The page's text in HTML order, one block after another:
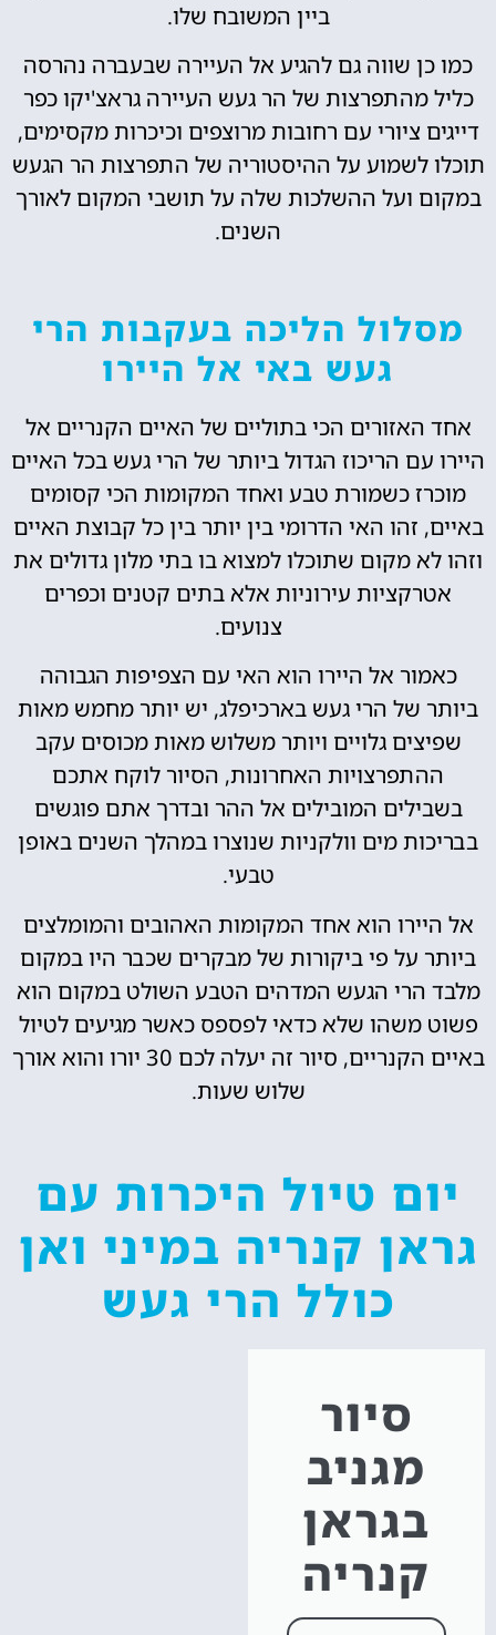
ביין המשובח שלו.
כמו כן שווה גם להגיע אל העיירה שבעברה נהרסה
כליל מהתפרצות של הר געש העיירה גראצ'יקו כפר
דייגים ציורי עם רחובות מרוצפים וכיכרות מקסימים,
תוכלו לשמוע על ההיסטוריה של התפרצות הר הגעש
במקום ועל ההשלכות שלה על תושבי המקום לאורך
השנים.
מסלול הליכה בעקבות הרי
געש באי אל היירו
אחד האזורים הכי בתוליים של האיים הקנריים אל
היירו עם הריכוז הגדול ביותר של הרי געש בכל האיים
מוכרז כשמורת טבע ואחד המקומות הכי קסומים
באיים, זהו האי הדרומי בין יותר בין כל קבוצת האיים
וזהו לא מקום שתוכלו למצוא בו בתי מלון גדולים את
אטרקציות עירוניות אלא בתים קטנים וכפרים
צנועים.
כאמור אל היירו הוא האי עם הצפיפות הגבוהה
ביותר של הרי געש בארכיפלג, יש יותר מחמש מאות
שפיצים גלויים ויותר משלוש מאות מכוסים עקב
ההתפרצויות האחרונות, הסיור לוקח אתכם
בשבילים המובילים אל ההר ובדרך אתם פוגשים
בבריכות מים וולקניות שנוצרו במהלך השנים באופן
טבעי.
אל היירו הוא אחד המקומות האהובים והמומלצים
ביותר על פי ביקורות של מבקרים שכבר היו במקום
מלבד הרי הגעש המדהים הטבע השולט במקום הוא
פשוט משהו שלא כדאי לפספס כאשר מגיעים לטיול
באיים הקנריים, סיור זה יעלה לכם 30 יורו והוא אורך
שלוש שעות.
יום טיול היכרות עם
גראן קנריה במיני ואן
כולל הרי געש
סיור
מגניב
בגראן
קנריה